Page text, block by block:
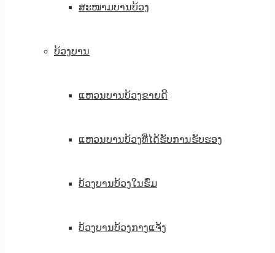
ສະໜາມບານບ້ວງ
ບ້ວງບານ
ແຫວນບານບ້ວງຂາຍດີ
ແຫວນບານບ້ວງທີ່ໄດ້ຮັບການຮັບຮອງ
ບ້ວງບານບ້ວງໃນຮົ່ມ
ບ້ວງບານບ້ວງກາງແຈ້ງ